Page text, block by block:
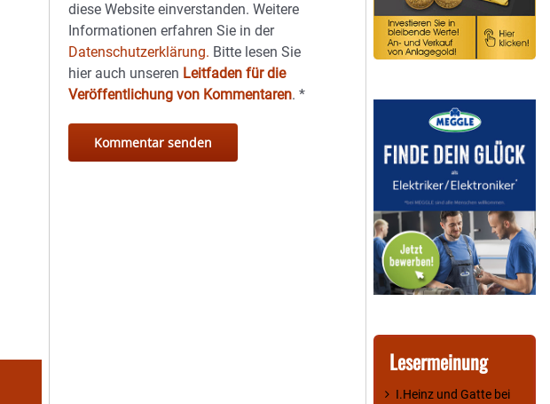
diese Website einverstanden. Weitere
Informationen erfahren Sie in der
Datenschutzerklärung. Bitte lesen Sie
hier auch unseren Leitfaden für die
Veröffentlichung von Kommentaren.*
Lesermeinung
I.Heinz und Gatte bei